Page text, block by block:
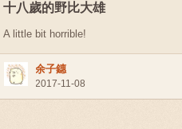
十八歲的野比大雄
A little bit horrible!
余子鏸
2017-11-08